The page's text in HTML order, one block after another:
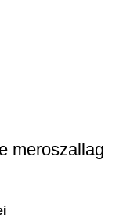
meroszallag